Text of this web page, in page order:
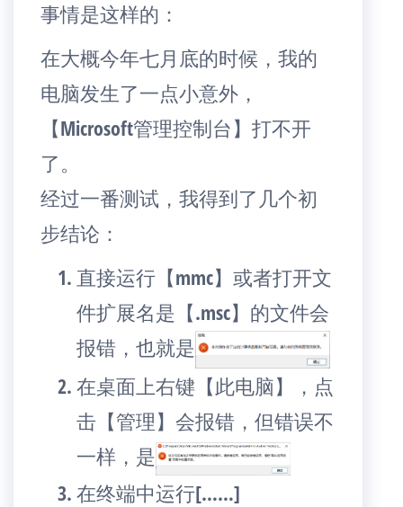
事情是这样的：
在大概今年七月底的时候，我的
电脑发生了一点小意外，
【Microsoft管理控制台】打不开
了。
经过一番测试，我得到了几个初
步结论：
直接运行【mmc】或者打开文
件扩展名是【.msc】的文件会
报错，也就是
在桌面上右键【此电脑】，点
击【管理】会报错，但错误不
一样，是
在终端中运行[……]